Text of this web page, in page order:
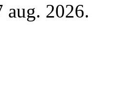
aug. 2026.